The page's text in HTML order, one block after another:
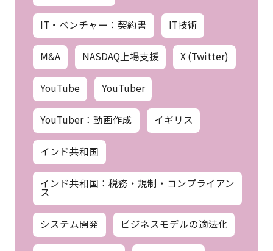
IT・ベンチャー：契約書 IT技術
M&A NASDAQ上場支援 X (Twitter)
YouTube YouTuber
YouTuber：動画作成 イギリス
インド共和国
インド共和国：税務・規制・コンプライアン
ス
システム開発 ビジネスモデルの適法化